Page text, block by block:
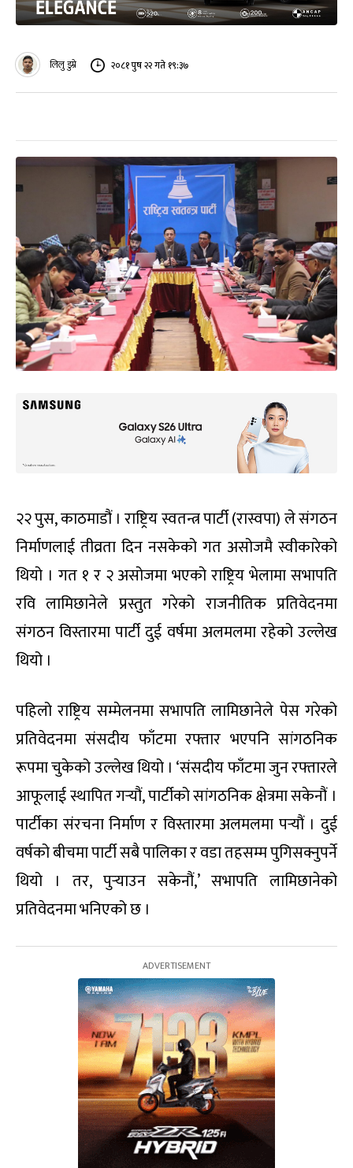
लिलु डुम्रे २०८१ पुष २२ गते १९:३७
२२ पुस, काठमाडौं । राष्ट्रिय स्वतन्त्र पार्टी (रास्वपा) ले संगठन
निर्माणलाई तीव्रता दिन नसकेको गत असोजमै स्वीकारेको
थियो । गत १ र २ असोजमा भएको राष्ट्रिय भेलामा सभापति
रवि लामिछानेले प्रस्तुत गरेको राजनीतिक प्रतिवेदनमा
संगठन विस्तारमा पार्टी दुई वर्षमा अलमलमा रहेको उल्लेख
थियो ।
पहिलो राष्ट्रिय सम्मेलनमा सभापति लामिछानेले पेस गरेको
प्रतिवेदनमा संसदीय फाँटमा रफ्तार भएपनि सांगठनिक
रूपमा चुकेको उल्लेख थियो । ‘संसदीय फाँटमा जुन रफ्तारले
आफूलाई स्थापित गर्‍यौं, पार्टीको सांगठनिक क्षेत्रमा सकेनौं ।
पार्टीका संरचना निर्माण र विस्तारमा अलमलमा पर्‍यौं । दुई
वर्षको बीचमा पार्टी सबै पालिका र वडा तहसम्म पुगिसक्नुपर्ने
थियो । तर, पुर्‍याउन सकेनौं,’ सभापति लामिछानेको
प्रतिवेदनमा भनिएको छ ।